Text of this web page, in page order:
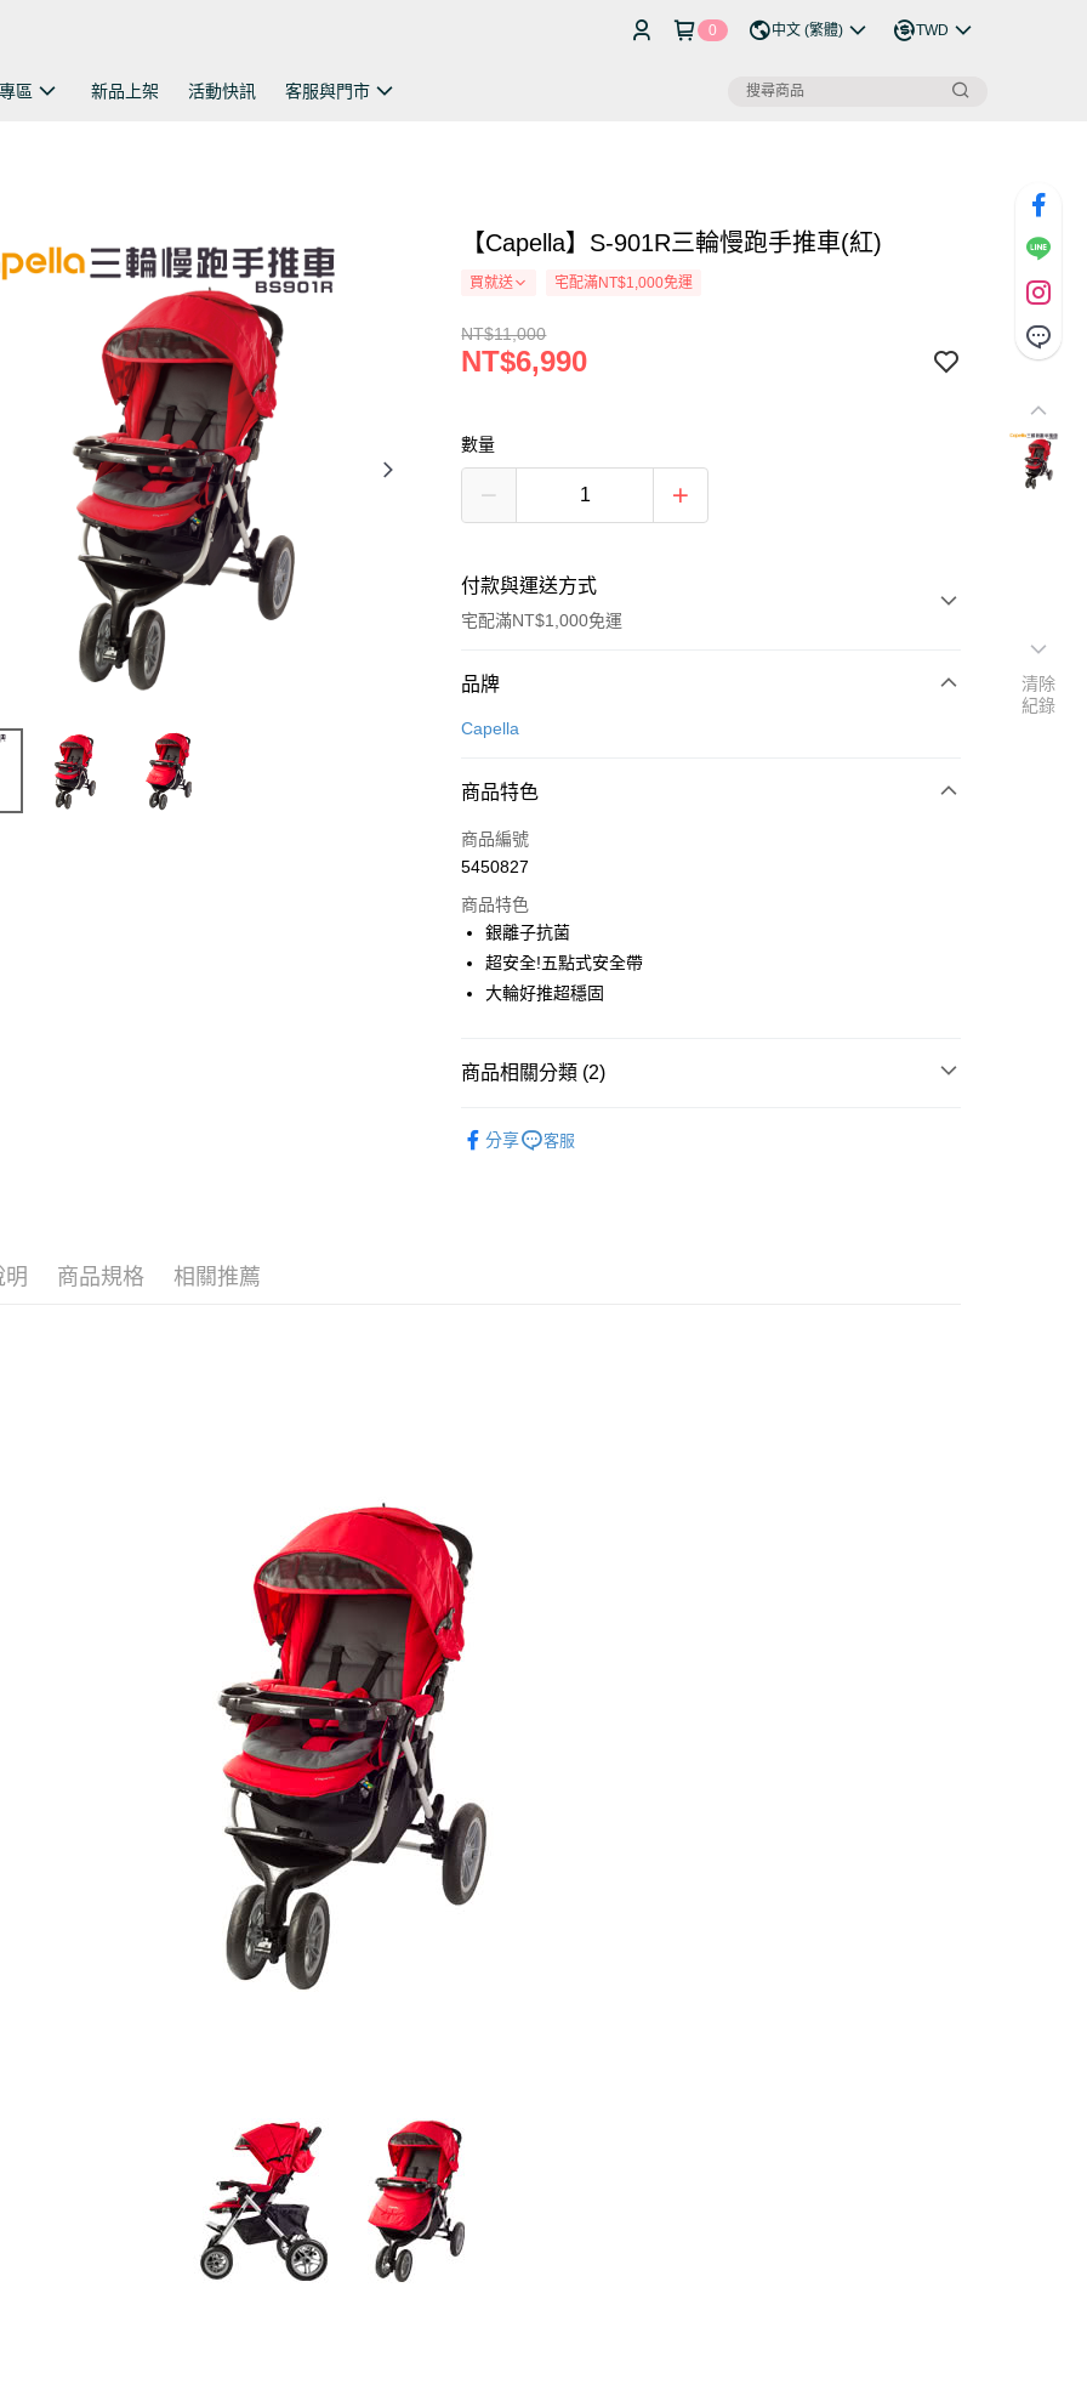
0 中文 (繁體) TWD
區 新品上架 活動快訊 客服與門市
【Capella】S-901R三輪慢跑手推車(紅)
買就送 宅配滿NT$1,000免運
NT$11,000
NT$6,990
數量
付款與運送方式
宅配滿NT$1,000免運
付款方式
信用卡一次付款
悠遊付
ATM付款
運送方式
每筆NT$150，滿NT$1,000(含以上)免運費
品牌
Capella
商品特色
商品編號
5450827
商品特色
銀離子抗菌
超安全!五點式安全帶
大輪好推超穩固
商品相關分類 (2)
分享 客服
明 商品規格 相關推薦
清除
紀錄